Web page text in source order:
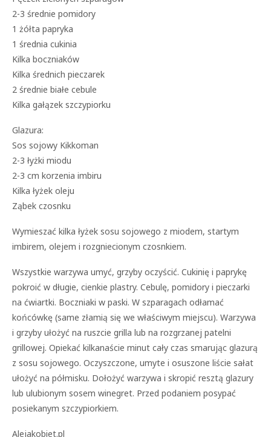
2-3 średnie pomidory
1 żółta papryka
1 średnia cukinia
Kilka boczniaków
Kilka średnich pieczarek
2 średnie białe cebule
Kilka gałązek szczypiorku
Glazura:
Sos sojowy Kikkoman
2-3 łyżki miodu
2-3 cm korzenia imbiru
Kilka łyżek oleju
Ząbek czosnku
Wymieszać kilka łyżek sosu sojowego z miodem, startym
imbirem, olejem i rozgniecionym czosnkiem.
Wszystkie warzywa umyć, grzyby oczyścić. Cukinię i paprykę
pokroić w długie, cienkie plastry. Cebulę, pomidory i pieczarki
na ćwiartki. Boczniaki w paski. W szparagach odłamać
końcówkę (same złamią się we właściwym miejscu). Warzywa
i grzyby ułożyć na ruszcie grilla lub na rozgrzanej patelni
grillowej. Opiekać kilkanaście minut cały czas smarując glazurą
z sosu sojowego. Oczyszczone, umyte i osuszone liście sałat
ułożyć na półmisku. Dołożyć warzywa i skropić resztą glazury
lub ulubionym sosem winegret. Przed podaniem posypać
posiekanym szczypiorkiem.
Alejakobiet.pl